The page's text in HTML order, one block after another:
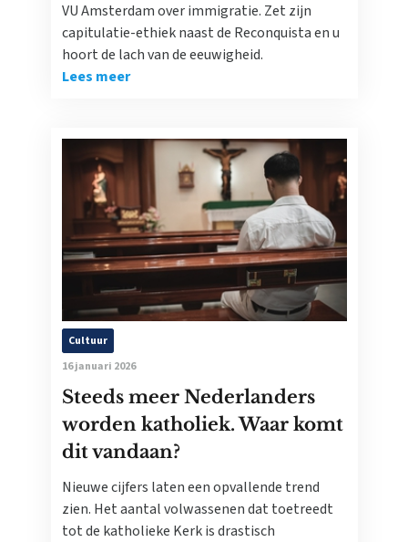
VU Amsterdam over immigratie. Zet zijn
capitulatie-ethiek naast de Reconquista en u
hoort de lach van de eeuwigheid.
Lees meer
Cultuur
16 januari 2026
Steeds meer Nederlanders
worden katholiek. Waar komt
dit vandaan?
Nieuwe cijfers laten een opvallende trend
zien. Het aantal volwassenen dat toetreedt
tot de katholieke Kerk is drastisch